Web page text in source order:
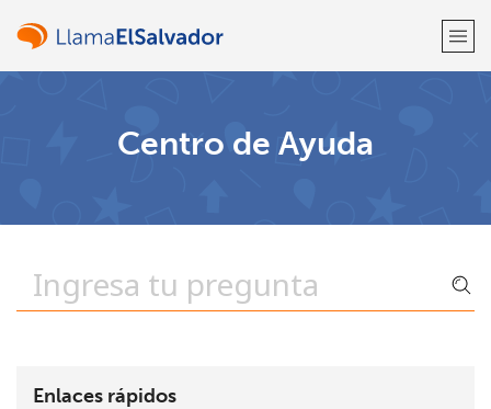
Centro de Ayuda
Enlaces rápidos